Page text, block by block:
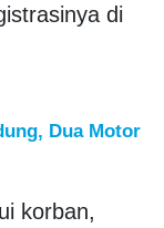
di
Dua Motor
korban,